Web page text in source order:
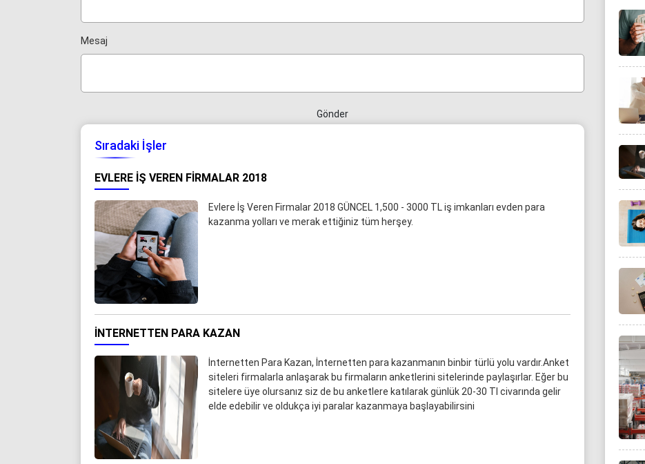
Mesaj
Gönder
Sıradaki İşler
EVLERE İŞ VEREN FIRMALAR 2018
Evlere İş Veren Firmalar 2018 GÜNCEL 1,500 - 3000 TL iş imkanları evden para
kazanma yolları ve merak ettiğiniz tüm herşey.
İNTERNETTEN PARA KAZAN
İnternetten Para Kazan, İnternetten para kazanmanın binbir türlü yolu vardır.Anket
siteleri firmalarla anlaşarak bu firmaların anketlerini sitelerinde paylaşırlar. Eğer bu
sitelere üye olursanız siz de bu anketlere katılarak günlük 20-30 Tl civarında gelir
elde edebilir ve oldukça iyi paralar kazanmaya başlayabilirsini